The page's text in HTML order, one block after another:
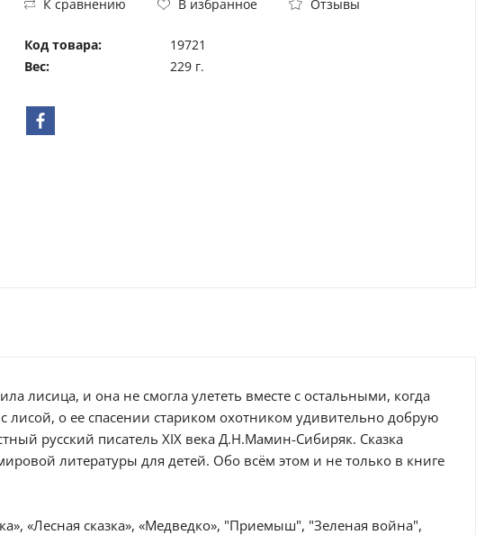
К сравнению В избранное Отзывы
Код товара:
19721
Вес:
229 г.
лисица, и она не смогла улететь вместе с остальными, когда
о ее спасении стариком охотником удивительно добрую
русский писатель XIX века Д.Н.Мамин-Сибиряк. Сказка
литературы для детей. Обо всём этом и не только в книге
«Лесная сказка», «Медведко», "Приемыш", "Зеленая война",